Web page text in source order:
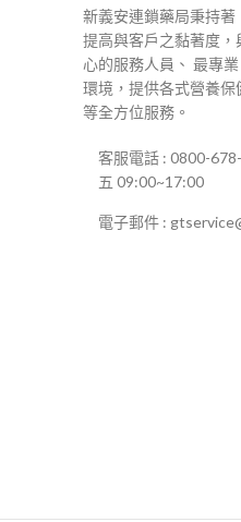
新義安連鎖藥局秉持著
提高與客戶之黏著度
心的服務人員、 最專
環境，提供各式營養
等全方位服務。
客服電話 : 0800-
五 09:00~17:00
電子郵件 :